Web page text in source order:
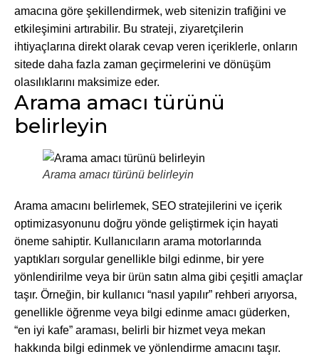
amacına göre şekillendirmek, web sitenizin trafiğini ve
etkileşimini artırabilir. Bu strateji, ziyaretçilerin
ihtiyaçlarına direkt olarak cevap veren içeriklerle, onların
sitede daha fazla zaman geçirmelerini ve dönüşüm
olasılıklarını maksimize eder.
Arama amacı türünü
belirleyin
Arama amacı türünü belirleyin
Arama amacını belirlemek, SEO stratejilerini ve içerik
optimizasyonunu doğru yönde geliştirmek için hayati
öneme sahiptir. Kullanıcıların arama motorlarında
yaptıkları sorgular genellikle bilgi edinme, bir yere
yönlendirilme veya bir ürün satın alma gibi çeşitli amaçlar
taşır. Örneğin, bir kullanıcı “nasıl yapılır” rehberi arıyorsa,
genellikle öğrenme veya bilgi edinme amacı güderken,
“en iyi kafe” araması, belirli bir hizmet veya mekan
hakkında bilgi edinmek ve yönlendirme amacını taşır.